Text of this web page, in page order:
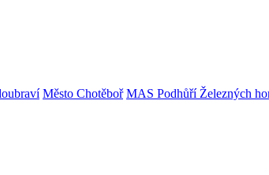
Město Chotěboř MAS Podhůří Železných